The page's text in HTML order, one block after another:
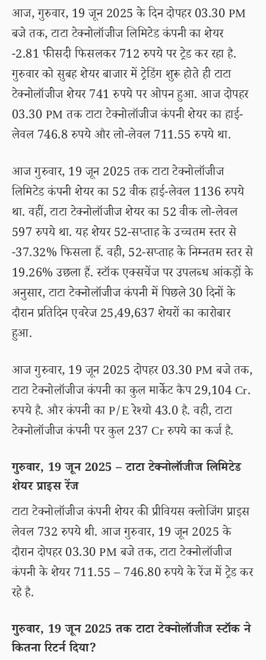
आज, गुरुवार, 19 जून 2025 के दिन दोपहर 03.30 PM
बजे तक, टाटा टेक्नोलॉजीज लिमिटेड कंपनी का शेयर
-2.81 फीसदी फिसलकर 712 रुपये पर ट्रेड कर रहा है.
गुरुवार को सुबह शेयर बाजार में ट्रेडिंग शुरू होते ही टाटा
टेक्नोलॉजीज शेयर 741 रुपये पर ओपन हुआ. आज दोपहर
03.30 PM तक टाटा टेक्नोलॉजीज कंपनी शेयर का हाई-
लेवल 746.8 रुपये और लो-लेवल 711.55 रुपये था.
आज गुरुवार, 19 जून 2025 तक टाटा टेक्नोलॉजीज
लिमिटेड कंपनी शेयर का 52 वीक हाई-लेवल 1136 रुपये
था. वहीं, टाटा टेक्नोलॉजीज शेयर का 52 वीक लो-लेवल
597 रुपये था. यह शेयर 52-सप्ताह के उच्चतम स्तर से
-37.32% फिसला हैं. वही, 52-सप्ताह के निम्नतम स्तर से
19.26% उछला हैं. स्टॉक एक्सचेंज पर उपलब्ध आंकड़ों के
अनुसार, टाटा टेक्नोलॉजीज कंपनी में पिछले 30 दिनों के
दौरान प्रतिदिन एवरेज 25,49,637 शेयरों का कारोबार
हुआ.
आज गुरुवार, 19 जून 2025 दोपहर 03.30 PM बजे तक,
टाटा टेक्नोलॉजीज कंपनी का कुल मार्केट कैप 29,104 Cr.
रुपये है. और कंपनी का P/E रेश्यो 43.0 है. वही, टाटा
टेक्नोलॉजीज कंपनी पर कुल 237 Cr रुपये का कर्ज है.
गुरुवार, 19 जून 2025 – टाटा टेक्नोलॉजीज लिमिटेड
शेयर प्राइस रेंज
टाटा टेक्नोलॉजीज कंपनी शेयर की प्रीवियस क्लोजिंग प्राइस
लेवल 732 रुपये थी. आज गुरुवार, 19 जून 2025 के
दौरान दोपहर 03.30 PM बजे तक, टाटा टेक्नोलॉजीज
कंपनी के शेयर 711.55 – 746.80 रुपये के रेंज में ट्रेड कर
रहे है.
गुरुवार, 19 जून 2025 तक टाटा टेक्नोलॉजीज स्टॉक ने
कितना रिटर्न दिया?